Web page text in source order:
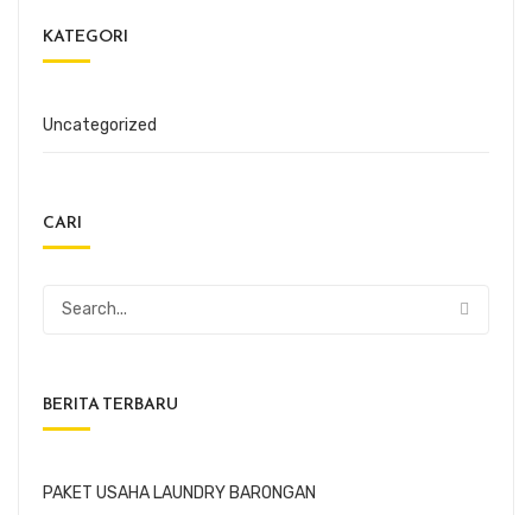
KATEGORI
Uncategorized
CARI
BERITA TERBARU
PAKET USAHA LAUNDRY BARONGAN